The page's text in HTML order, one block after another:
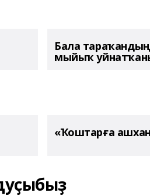
Бала тараҡандың
мыйыҡ
«Ҡоштарға